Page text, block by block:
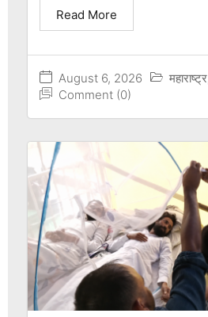
August 6, 2026 महाराष्ट्र
Comment (0)
Read More